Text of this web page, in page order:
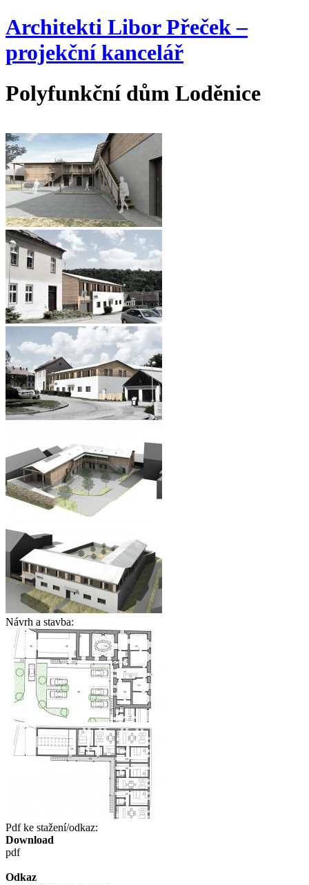
Jump to navigation
Architekti Libor Přeček –
projekční kancelář
Polyfunkční dům Loděnice
Návrh a stavba:
Pdf ke stažení/odkaz:
Download
pdf
Odkaz